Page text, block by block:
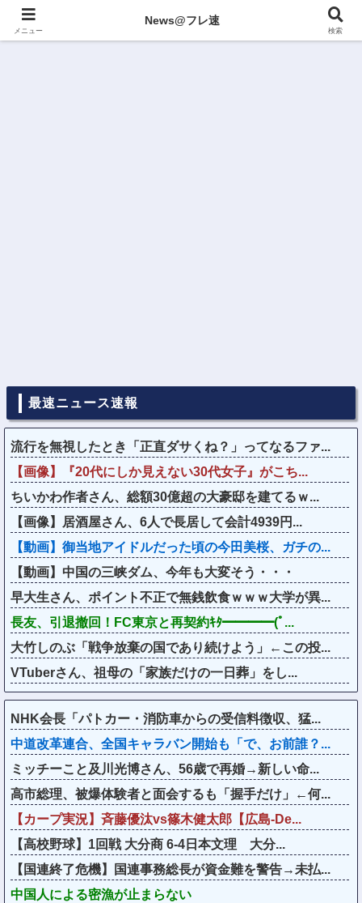
最速ニュース速報
流行を無視したとき「正直ダサくね？」ってなるファ...
【画像】『20代にしか見えない30代女子』がこち...
ちいかわ作者さん、総額30億超の大豪邸を建てるｗ...
【画像】居酒屋さん、6人で長居して会計4939円...
【動画】御当地アイドルだった頃の今田美桜、ガチの...
【動画】中国の三峡ダム、今年も大変そう・・・
早大生さん、ポイント不正で無銭飲食ｗｗｗ大学が異...
長友、引退撤回！FC東京と再契約ｷﾀ━━━━(ﾟ...
大竹しのぶ「戦争放棄の国であり続けよう」←この投...
VTuberさん、祖母の「家族だけの一日葬」をし...
NHK会長「パトカー・消防車からの受信料徴収、猛...
中道改革連合、全国キャラバン開始も「で、お前誰？...
ミッチーこと及川光博さん、56歳で再婚→新しい命...
高市総理、被爆体験者と面会するも「握手だけ」←何...
【カープ実況】斉藤優汰vs篠木健太郎【広島-De...
【高校野球】1回戦 大分商 6-4日本文理 大分...
【国連終了危機】国連事務総長が資金難を警告→未払...
中国人による密漁が止まらない
メニュー
News@フレ速
検索